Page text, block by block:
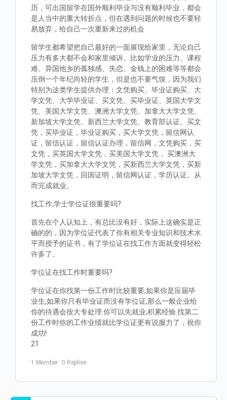
历，可出国留学在国外顺利毕业与没有顺利毕业，都会
是人当中的重大转折点，但在遇到问题的时候也不要轻
易放弃，给自己一次重新来过的机会
留学生都希望把自己最好的一面展现给家里，无论自己
压力有多大都不会和家里倾诉。比如学业的压力、课程
难、异国他乡的孤独感、失恋、金钱上的困难等等都会
压倒一个年纪尚轻的学生，但是也不要气馁，因为我们
特别为这类学生提供办理：文凭购买、毕业证购买、大
学文凭、大学毕业证、买文凭、买毕业证、英国大学文
凭、美国大学文凭、澳洲大学文凭、加拿大大学文凭、
新加坡大学文凭、新西兰大学文凭、教育部认证、买文
凭，买毕业证，毕业证购买，买大学文凭，留信网认
证，留信认证，留信认证办理，留信网，文凭购买，买
文凭，买英国大学文凭，买美国大学文凭， 买澳洲大
学文凭，买加拿大大学文凭，买新西兰大学文凭，买新
加坡大学文凭，回国证明，留信网认证，学历认证。从
而完成就业。
找工作,学士学位证很重要吗?
首先在个人认知上，有总比没有好，实际上这确实是正
确的的，因为学位证代表了你有相关专业知识和技术水
平而授予的证书，有了学位证在找工作方面就变得轻松
许多了。
学位证在找工作时重要吗?
学位证在你找第一份工作时比较重要,如果你是应届毕
业生,如果你只有毕业证而没有学位证,那么一般企业给
你的待遇会按大专处理.你可以先就业,积累经验.找第二
份工作时你的工作业绩就比学位证更有说服力了，祝你
成功!
21
1 Member · 0 Replies